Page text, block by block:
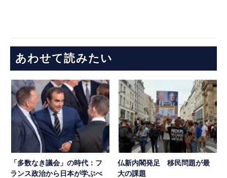
あわせて読みたい
「多数なき議会」の時代：フ
ランス政治から日本が学ぶべ
仏新内閣発足 移民問題が最
大の課題